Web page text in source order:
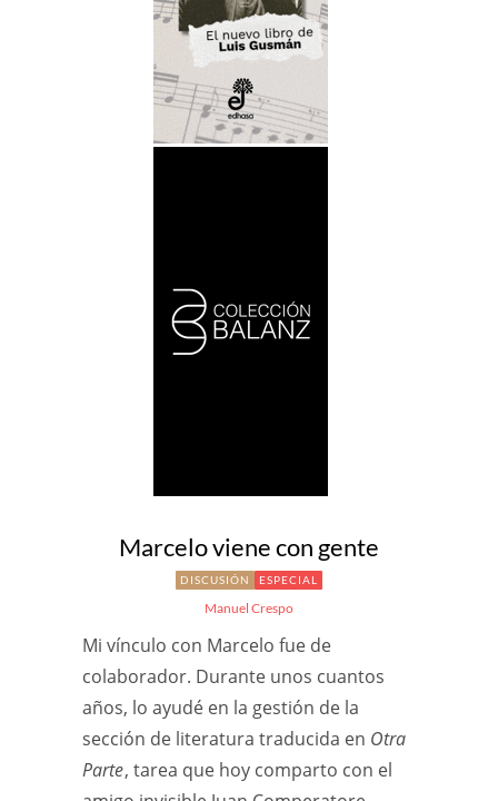
Marcelo viene con gente
DISCUSIÓN ESPECIAL
Manuel Crespo
Mi vínculo con Marcelo fue de
colaborador. Durante unos cuantos
años, lo ayudé en la gestión de la
sección de literatura traducida en Otra
Parte, tarea que hoy comparto con el